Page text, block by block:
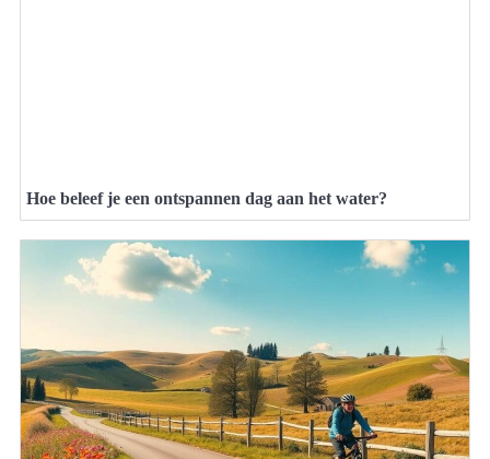
Hoe beleef je een ontspannen dag aan het water?